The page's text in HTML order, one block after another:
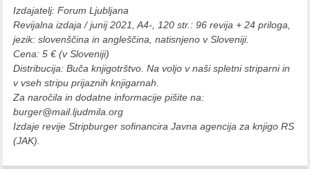
Izdajatelj: Forum Ljubljana
Revijalna izdaja / junij 2021, A4-, 120 str.: 96 revija + 24 priloga,
jezik: slovenščina in angleščina, natisnjeno v Sloveniji.
Cena: 5 € (v Sloveniji)
Distribucija: Buča knjigotrštvo. Na voljo v naši spletni striparni in
v vseh stripu prijaznih knjigarnah.
Za naročila in dodatne informacije pišite na:
burger@mail.ljudmila.org
Izdaje revije Stripburger sofinancira Javna agencija za knjigo RS
(JAK).